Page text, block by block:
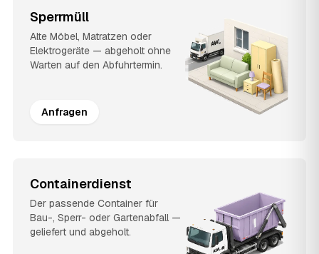
Sperrmüll
Alte Möbel, Matratzen oder
Elektrogeräte — abgeholt ohne
Warten auf den Abfuhrtermin.
Anfragen
Containerdienst
Der passende Container für
Bau-, Sperr- oder Gartenabfall —
geliefert und abgeholt.